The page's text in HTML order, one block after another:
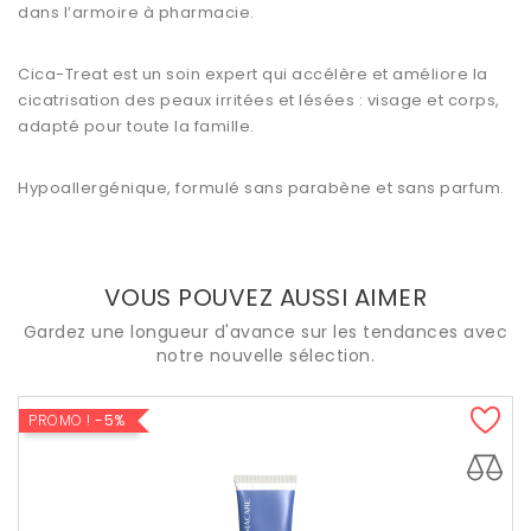
dans l’armoire à pharmacie.
Cica-Treat est un soin expert qui accélère et améliore la
cicatrisation des peaux irritées et lésées : visage et corps,
adapté pour toute la famille.
Hypoallergénique, formulé sans parabène et sans parfum.
VOUS POUVEZ AUSSI AIMER
Gardez une longueur d'avance sur les tendances avec
notre nouvelle sélection.
PROMO ! -5%